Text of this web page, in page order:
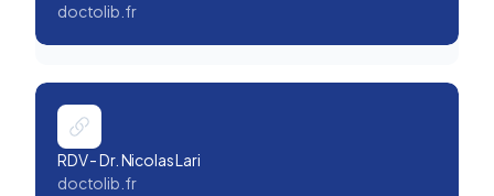
doctolib.fr
RDV - Dr. Nicolas Lari
doctolib.fr